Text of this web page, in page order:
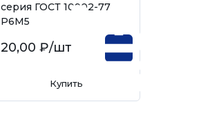
серия ГОСТ 10902-77
Р6М5
20,00 ₽/шт
Купить